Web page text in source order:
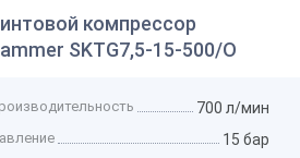
компрессор
SKTG7,5-15-500/O
700 л/мин
15 бар
Мощность7,5 кВт
Напряжение-